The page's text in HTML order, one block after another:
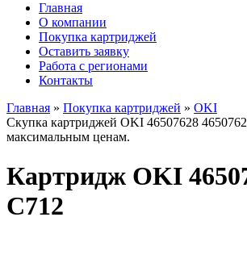
Главная
О компании
Покупка картриджей
Оставить заявку
Работа с регионами
Контакты
Главная » Покупка картриджей » OKI
Скупка картриджей OKI 46507628
максимальным ценам.
Картридж OKI
C712